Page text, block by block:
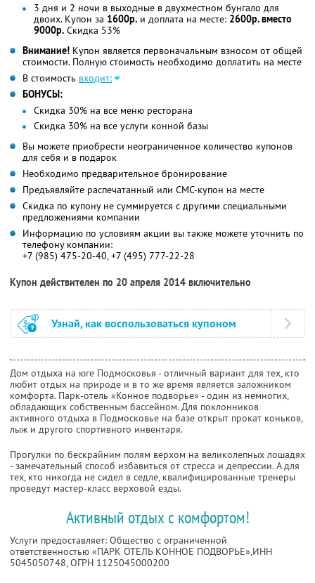
3 дня и 2 ночи в выходные в двухместном бунгало для
двоих. Купон за 1600р. и доплата на месте: 2600р. вместо
9000р. Скидка 53%
Внимание! Купон является первоначальным взносом от общей
стоимости. Полную стоимость необходимо доплатить на месте
В стоимость входит:
БОНУСЫ:
Скидка 30% на все меню ресторана
Скидка 30% на все услуги конной базы
Вы можете приобрести неограниченное количество купонов
для себя и в подарок
Необходимо предварительное бронирование
Предъявляйте распечатанный или СМС-купон на месте
Скидка по купону не суммируется с другими специальными
предложениями компании
Информацию по условиям акции вы также можете уточнить по
телефону компании:
+7 (985) 475-20-40, +7 (495) 777-22-28
Купон действителен по 20 апреля 2014 включительно
Узнай, как воспользоваться купоном
Дом отдыха на юге Подмосковья - отличный вариант для тех, кто
любит отдых на природе и в то же время является заложником
комфорта. Парк-отель «Конное подворье» - один из немногих,
обладающих собственным бассейном. Для поклонников
активного отдыха в Подмосковье на базе открыт прокат коньков,
лыж и другого спортивного инвентаря.
Прогулки по бескрайним полям верхом на великолепных лошадях
- замечательный способ избавиться от стресса и депрессии. А для
тех, кто никогда не сидел в седле, квалифицированные тренеры
проведут мастер-класс верховой езды.
Активный отдых с комфортом!
Услуги предоставляет: Общество с ограниченной
ответственностью «ПАРК ОТЕЛЬ КОННОЕ ПОДВОРЬЕ»,ИНН
5045050748, ОГРН 1125045000200